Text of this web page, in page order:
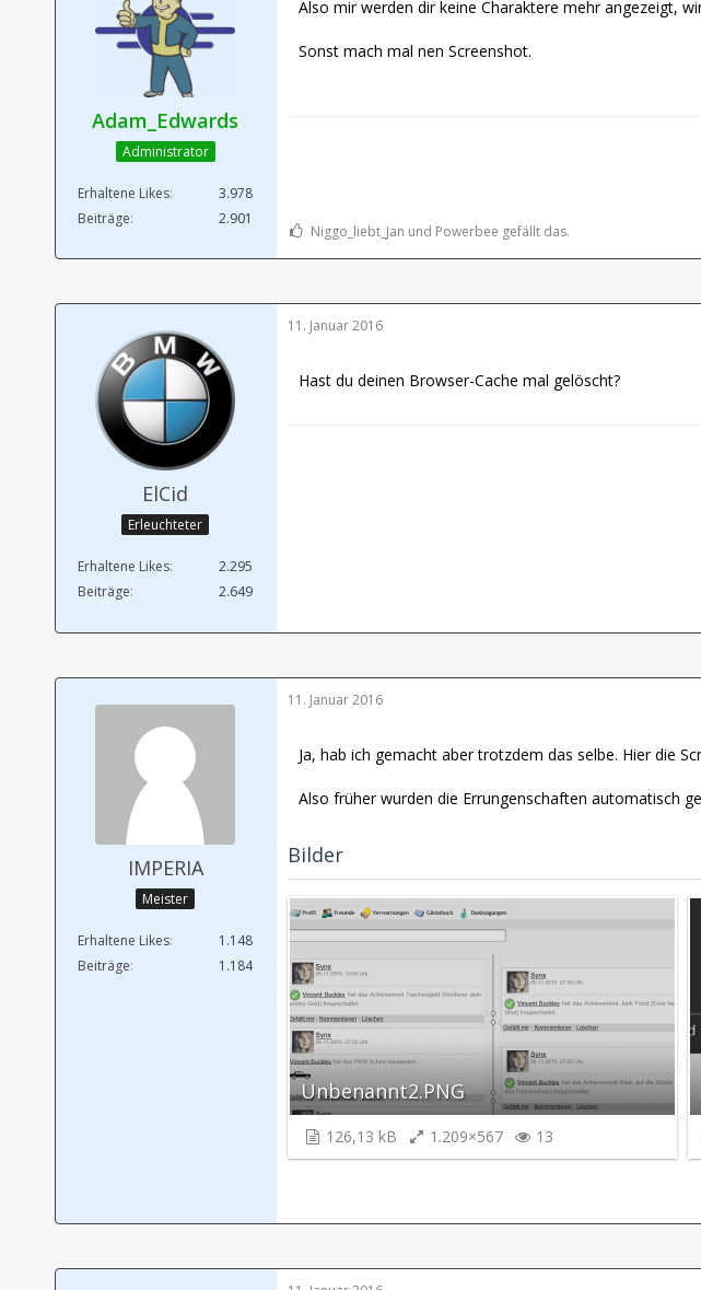
Adam_Edwards
Administrator
Erhaltene Likes
3.978
Beiträge
2.901
Also mir werden dir keine Charaktere mehr angezeigt,
Sonst mach mal nen Screenshot.
Niggo_liebt_Jan und Powerbee gefällt das.
ElCid
Erleuchteter
Erhaltene Likes
2.295
Beiträge
2.649
11. Januar 2016
Hast du deinen Browser-Cache mal gelöscht?
IMPERIA
Meister
Erhaltene Likes
1.148
Beiträge
1.184
11. Januar 2016
Ja, hab ich gemacht aber trotzdem das selbe. Hier die
Also früher wurden die Errungenschaften automatisch
Bilder
Unbenannt2.PNG
126,13 kB 1.209×567 13